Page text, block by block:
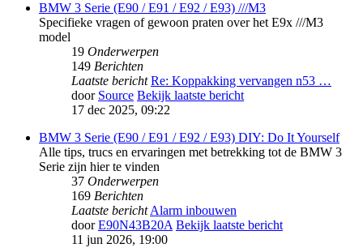
BMW 3 Serie (E90 / E91 / E92 / E93) ///M3
Specifieke vragen of gewoon praten over het E9x ///M3
model
19 Onderwerpen
149 Berichten
Laatste bericht Re: Koppakking vervangen n53 …
door Source Bekijk laatste bericht
17 dec 2025, 09:22
BMW 3 Serie (E90 / E91 / E92 / E93) DIY: Do It Yourself
Alle tips, trucs en ervaringen met betrekking tot de BMW 3
Serie zijn hier te vinden
37 Onderwerpen
169 Berichten
Laatste berichtAlarm inbouwen
doorE90N43B20A Bekijk laatste bericht
11 jun 2026, 19:00